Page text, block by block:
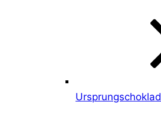
Ursprungschoklad